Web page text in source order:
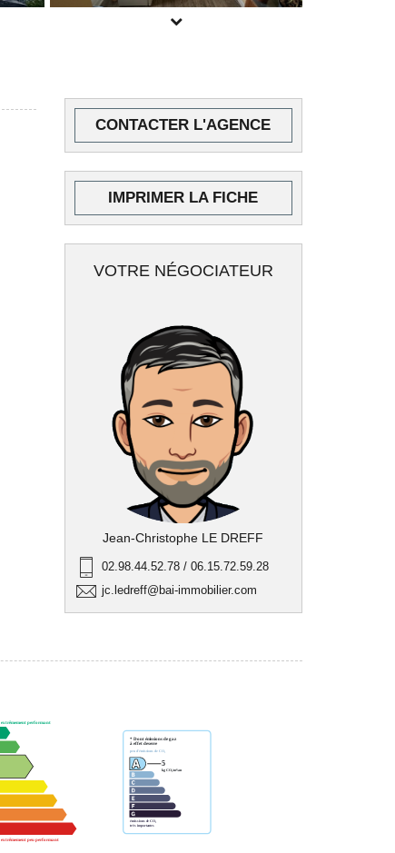
CONTACTER L'AGENCE
IMPRIMER LA FICHE
VOTRE NÉGOCIATEUR
Jean-Christophe LE DREFF
02.98.44.52.78 / 06.15.72.59.28
jc.ledreff@bai-immobilier.com